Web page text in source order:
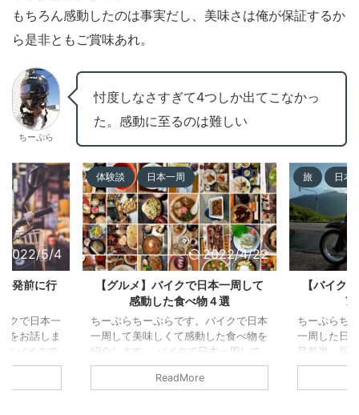
もちろん感動したのは事実だし、美味さは俺が保証するか
ら是非ともご賞味あれ。
ちーぷら
忖度しなさすぎて4つしか出てこなかっ
た。感動に至るのは難しい
2022/5/4
発前に行
クで日本一
をお話しま
にバイクで
実際に出発
体験談 日本一周
2022/4/22
【グルメ】バイクで日本一周して
感動した食べ物４選
ちーぷらちーぷらです。バイクで日本
一周して美味しくて感動した食べ物を
紹介します。 バイクで日本一周して
ご当地の美味し物を食べまくった俺
が、美味しくて感動した物を忖度なし
ReadMore
旅 日本
【バイク
ちーぷらち
一周した日
目前半 福
道 さらば九